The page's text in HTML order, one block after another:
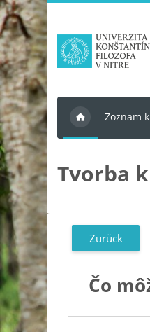
Zum Hauptinhalt
Zoznam
Tvorba
Zurück
Čo